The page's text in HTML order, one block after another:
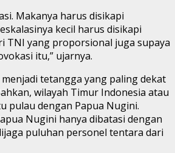
Makanya harus disikapi
kecil harus disikapi
TNI yang proporsional juga supaya
itu,” ujarnya.
tetangga yang paling dekat
wilayah Timur Indonesia atau
pulau dengan Papua Nugini.
Nugini hanya dibatasi dengan
puluhan personel tentara dari